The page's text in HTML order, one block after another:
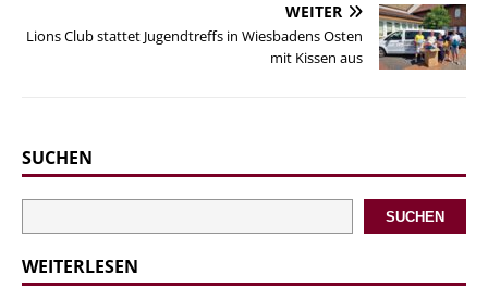
WEITER
Lions Club stattet Jugendtreffs in Wiesbadens Osten
mit Kissen aus
SUCHEN
SUCHEN
WEITERLESEN